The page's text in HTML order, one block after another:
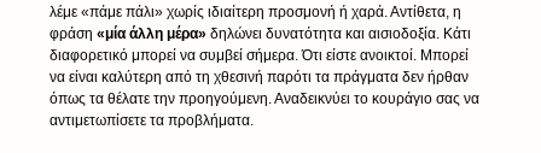
λέμε «πάμε πάλι» χωρίς ιδιαίτερη προσμονή ή χαρά. Αντίθετα, η
φράση «μία άλλη μέρα» δηλώνει δυνατότητα και αισιοδοξία. Κάτι
διαφορετικό μπορεί να συμβεί σήμερα. Ότι είστε ανοικτοί. Μπορεί
να είναι καλύτερη από τη χθεσινή παρότι τα πράγματα δεν ήρθαν
όπως τα θέλατε την προηγούμενη. Αναδεικνύει το κουράγιο σας να
αντιμετωπίσετε τα προβλήματα.